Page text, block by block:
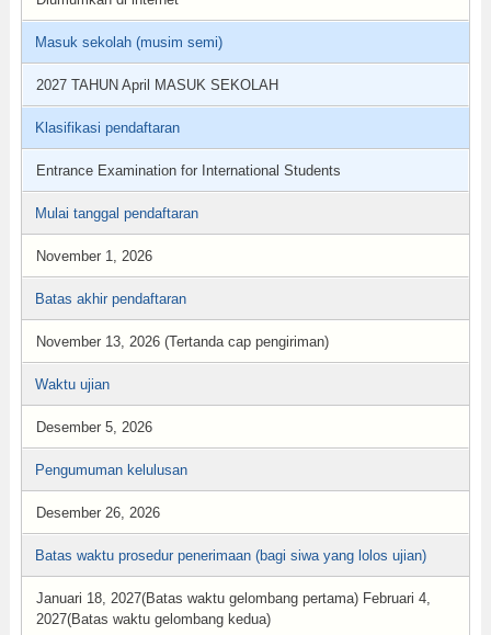
Masuk sekolah (musim semi)
2027 TAHUN April MASUK SEKOLAH
Klasifikasi pendaftaran
Entrance Examination for International Students
Mulai tanggal pendaftaran
November 1, 2026
Batas akhir pendaftaran
November 13, 2026 (Tertanda cap pengiriman)
Waktu ujian
Desember 5, 2026
Pengumuman kelulusan
Desember 26, 2026
Batas waktu prosedur penerimaan (bagi siwa yang lolos ujian)
Januari 18, 2027(Batas waktu gelombang pertama) Februari 4,
2027(Batas waktu gelombang kedua)